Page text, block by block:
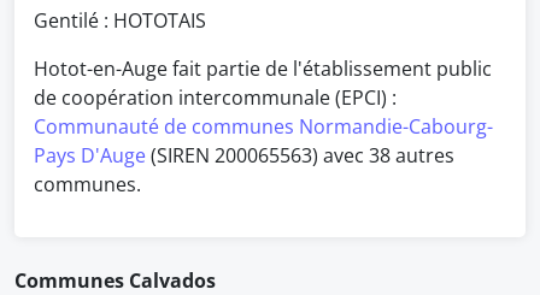
Gentilé : HOTOTAIS
Hotot-en-Auge fait partie de l'établissement public
de coopération intercommunale (EPCI) :
Communauté de communes Normandie-Cabourg-
Pays D'Auge(SIREN 200065563) avec 38 autres
communes.
Communes Calvados